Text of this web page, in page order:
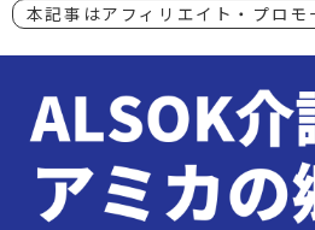
本記事はアフィリエイト・プロモ